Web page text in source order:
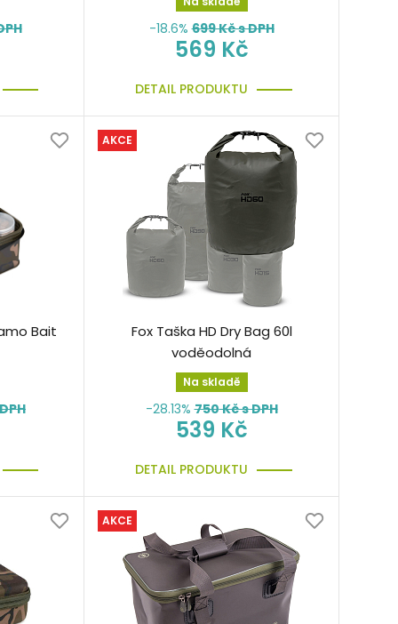
-18.6% 699Kč s DPH
569 Kč
DETAIL PRODUKTU
Bait
AKCE
Fox Taška HD Dry Bag 60l
voděodolná
Na skladě
-28.13% 750Kč s DPH
539 Kč
DETAIL PRODUKTU
AKCE